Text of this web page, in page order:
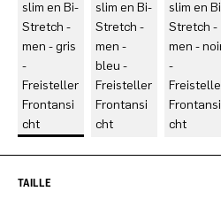
TAILLE